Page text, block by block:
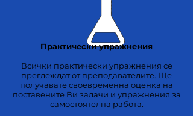
Практически упражнения
Всички практически упражнения се
преглеждат от преподавателите. Ще
получавате своевременна оценка на
поставените Ви задачи и упражнения за
самостоятелна работа.